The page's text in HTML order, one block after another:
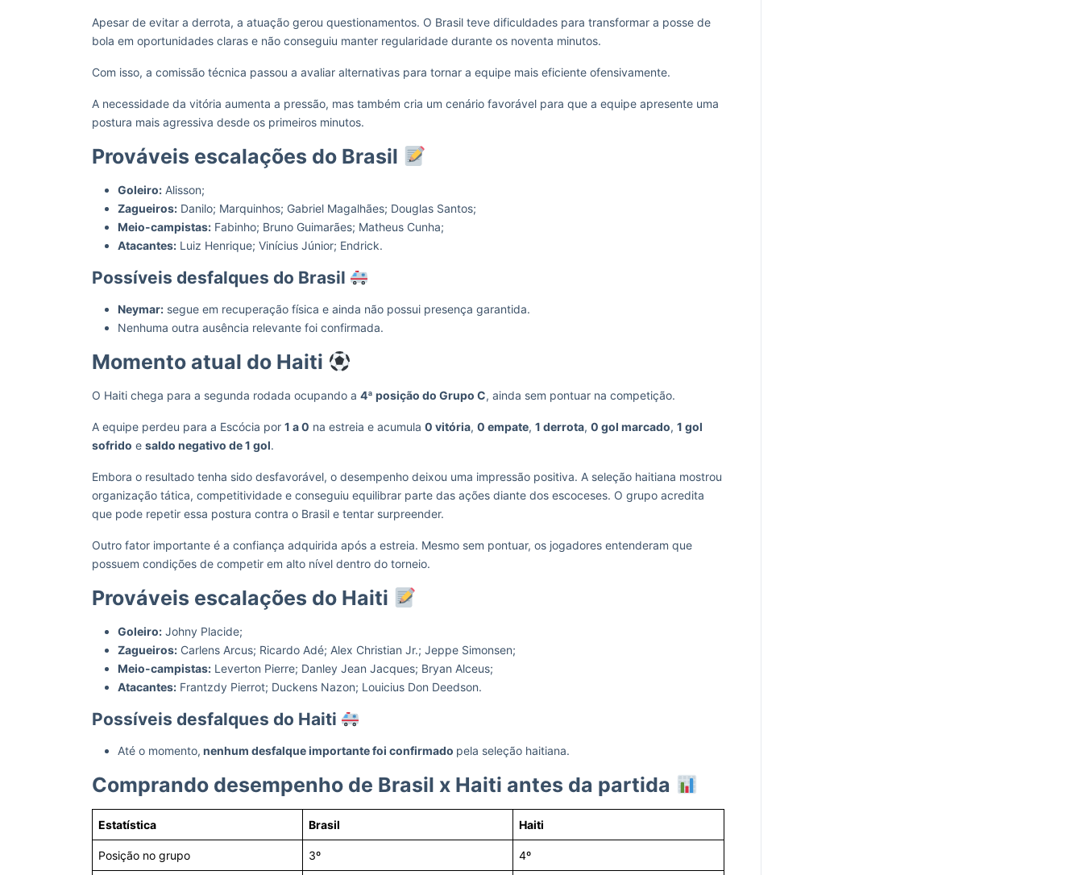
Apesar de evitar a derrota, a atuação gerou questionamentos. O Brasil teve dificuldades para transformar a posse de
bola em oportunidades claras e não conseguiu manter regularidade durante os noventa minutos.
Com isso, a comissão técnica passou a avaliar alternativas para tornar a equipe mais eficiente ofensivamente.
A necessidade da vitória aumenta a pressão, mas também cria um cenário favorável para que a equipe apresente uma
postura mais agressiva desde os primeiros minutos.
Prováveis escalações do Brasil
Goleiro: Alisson;
Zagueiros: Danilo; Marquinhos; Gabriel Magalhães; Douglas Santos;
Meio-campistas: Fabinho; Bruno Guimarães; Matheus Cunha;
Atacantes: Luiz Henrique; Vinícius Júnior; Endrick.
Possíveis desfalques do Brasil
Neymar: segue em recuperação física e ainda não possui presença garantida.
Nenhuma outra ausência relevante foi confirmada.
Momento atual do Haiti
O Haiti chega para a segunda rodada ocupando a 4ª posição do Grupo C, ainda sem pontuar na competição.
A equipe perdeu para a Escócia por 1 a 0 na estreia e acumula 0 vitória, 0 empate, 1 derrota, 0 gol marcado, 1 gol
sofrido e saldo negativo de 1 gol.
Embora o resultado tenha sido desfavorável, o desempenho deixou uma impressão positiva. A seleção haitiana mostrou
organização tática, competitividade e conseguiu equilibrar parte das ações diante dos escoceses. O grupo acredita
que pode repetir essa postura contra o Brasil e tentar surpreender.
Outro fator importante é a confiança adquirida após a estreia. Mesmo sem pontuar, os jogadores entenderam que
possuem condições de competir em alto nível dentro do torneio.
Prováveis escalações do Haiti
Goleiro: Johny Placide;
Zagueiros: Carlens Arcus; Ricardo Adé; Alex Christian Jr.; Jeppe Simonsen;
Meio-campistas: Leverton Pierre; Danley Jean Jacques; Bryan Alceus;
Atacantes: Frantzdy Pierrot; Duckens Nazon; Louicius Don Deedson.
Possíveis desfalques do Haiti
Até o momento, nenhum desfalque importante foi confirmado pela seleção haitiana.
Comprando desempenho de Brasil x Haiti antes da partida
Estatística Brasil Haiti
Posição no grupo 3º 4º